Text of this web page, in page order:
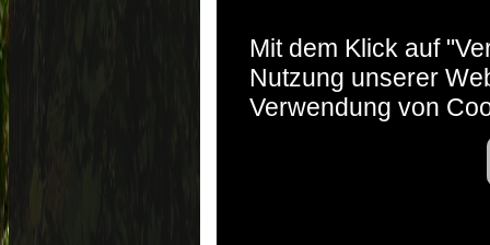
Mit dem Klick auf
Nutzung unserer
Verwendung von